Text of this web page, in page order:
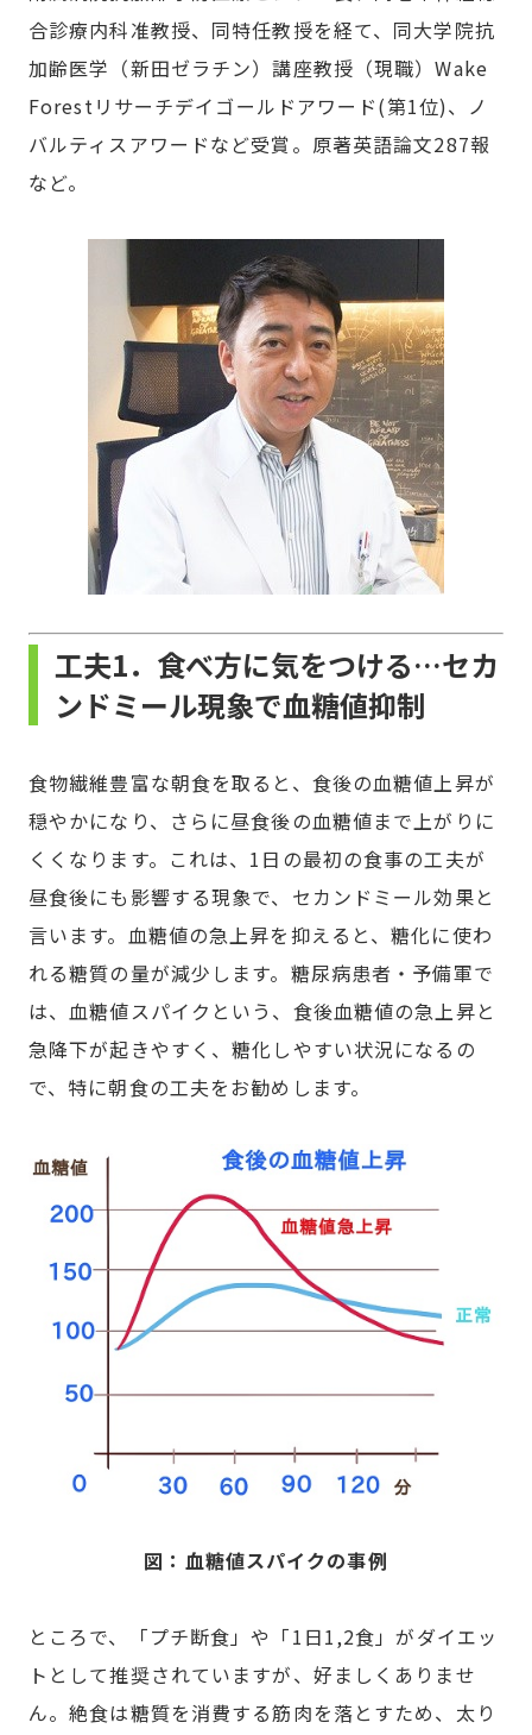
合診療内科准教授、同特任教授を経て、同大学院抗
加齢医学（新田ゼラチン）講座教授（現職）Wake
Forestリサーチデイゴールドアワード(第1位)、ノ
バルティスアワードなど受賞。原著英語論文287報
など。
工夫1．食べ方に気をつける…セカ
ンドミール現象で血糖値抑制
食物繊維豊富な朝食を取ると、食後の血糖値上昇が
穏やかになり、さらに昼食後の血糖値まで上がりに
くくなります。これは、1日の最初の食事の工夫が
昼食後にも影響する現象で、セカンドミール効果と
言います。血糖値の急上昇を抑えると、糖化に使わ
れる糖質の量が減少します。糖尿病患者・予備軍で
は、血糖値スパイクという、食後血糖値の急上昇と
急降下が起きやすく、糖化しやすい状況になるの
で、特に朝食の工夫をお勧めします。
図：血糖値スパイクの事例
ところで、「プチ断食」や「1日1,2食」がダイエッ
トとして推奨されていますが、好ましくありませ
ん。絶食は糖質を消費する筋肉を落とすため、太り